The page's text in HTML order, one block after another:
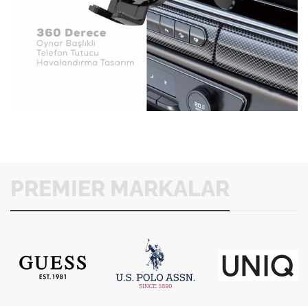
PREMIER MARKALAR